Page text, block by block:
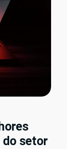
setor